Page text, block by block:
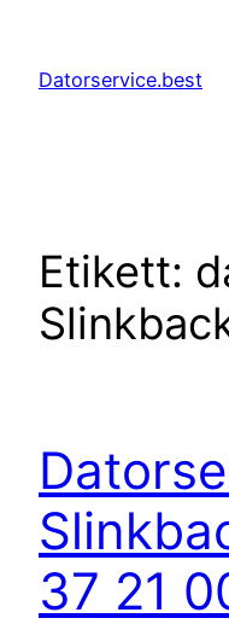
innehåll
Datorservice.best
Etikett:
37 21